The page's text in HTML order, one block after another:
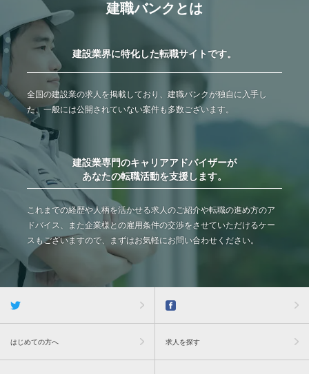
建職バンクとは
建設業界に特化した転職サイトです。
全国の建設業の求人を掲載しており、建職バンクが独自に入手し
た、一般には公開されていない案件も多数ございます。
建設業専門のキャリアアドバイザーが
あなたの転職活動を支援します。
これまでの経歴や人柄を活かせる求人のご紹介や転職の進め方のア
ドバイス、また企業様との雇用条件の交渉をさせていただけるケー
スもございますので、まずはお気軽にお問い合わせください。
はじめての方へ 求人を探す